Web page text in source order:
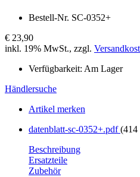
Bestell-Nr. SC-0352+
€ 23,90
inkl. 19% MwSt., zzgl.
Verfügbarkeit: Am Lager
Händlersuche
Artikel merken
datenblatt-sc-0352+.pdf
Beschreibung
Ersatzteile
Zubehör